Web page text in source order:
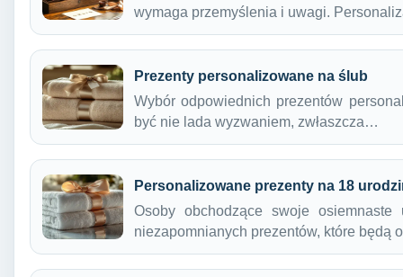
wymaga przemyślenia i uwagi.
Prezenty personalizowane na ślub
Wybór odpowiednich prezentów
być nie lada wyzwaniem, zwłaszcza…
Personalizowane prezenty na 18
Osoby obchodzące swoje
niezapomnianych prezentów, które będą